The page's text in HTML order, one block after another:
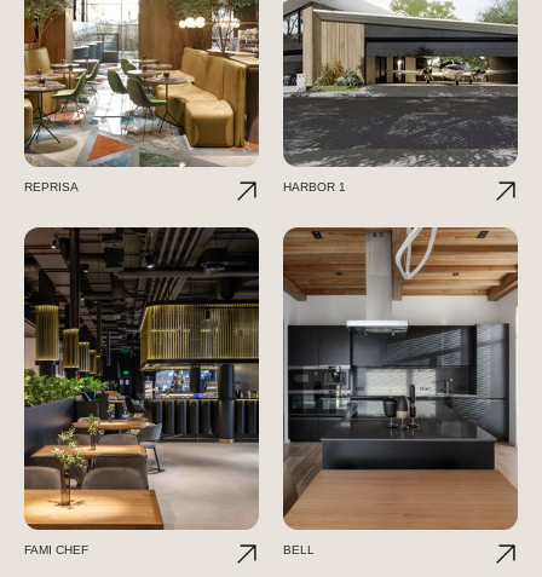
REPRISA HARBOR 1
FAMI CHEF BELL